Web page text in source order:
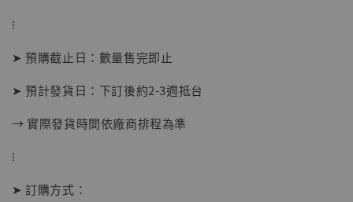
⁝
➤ 預購截止日：數量售完即止
➤ 預計發貨日：下訂後約2-3週抵台
→ 實際發貨時間依廠商排程為準
⁝
➤ 訂購方式：